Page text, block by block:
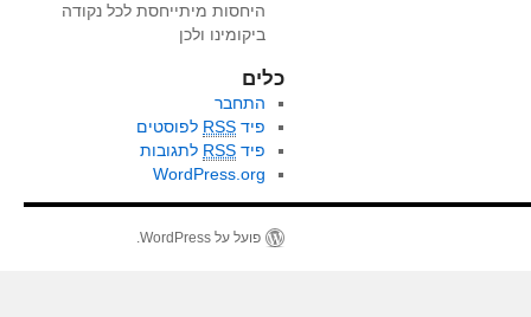
היחסות מיתייחסת לכל נקודה
ביקומינו ולכן
כלים
התחבר
פיד RSS לפוסטים
פיד RSS לתגובות
WordPress.org
פועל על WordPress.